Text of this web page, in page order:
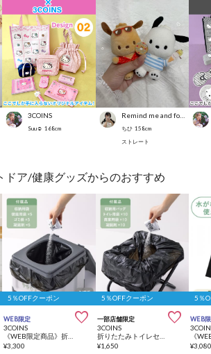
3COINS
Suu☺︎ 168cm
Remind me and forever
ちひ 158cm
ストレート
ドア/健康グッズからのおすすめ
5％OFFクーポン
WEB限定 
3COINS
¥3,300
5％OFFクーポン
一部店舗限定 
3COINS
¥1,650
5％
WEB
¥